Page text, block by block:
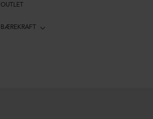
OUTLET
BÆREKRAFT